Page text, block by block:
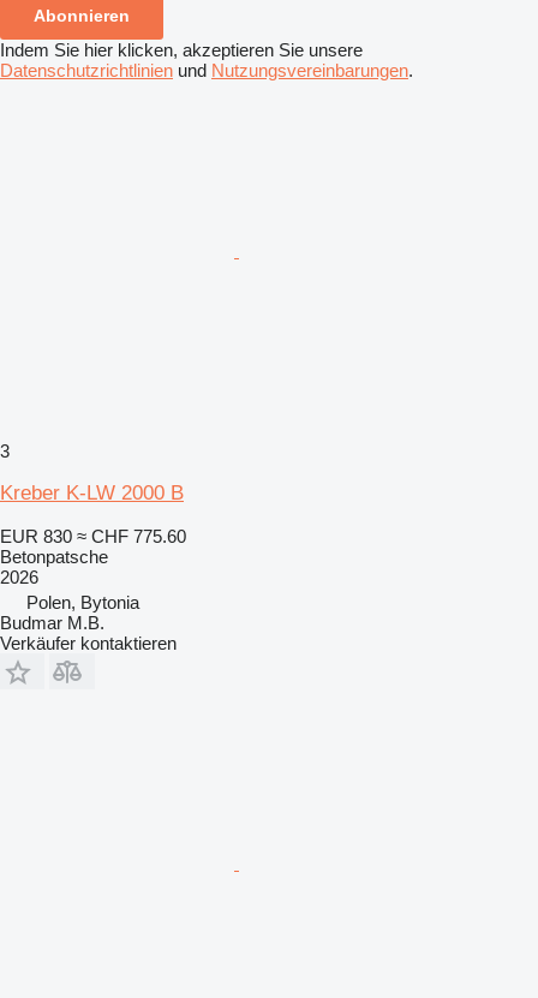
Abonnieren
Indem Sie hier klicken, akzeptieren Sie unsere
Datenschutzrichtlinien und Nutzungsvereinbarungen.
3
Kreber K-LW 2000 B
EUR 830 ≈ CHF 775.60
Betonpatsche
2026
Polen, Bytonia
Budmar M.B.
Verkäufer kontaktieren